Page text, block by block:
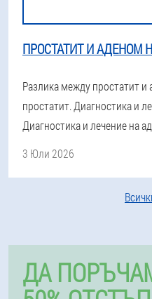
ПРОСТАТИТ И АДЕНОМ
Разлика между простатит и
простатит. Диагностика и
Диагностика и лечение на
3 Юли 2026
ДА ПОРЪЧАМ